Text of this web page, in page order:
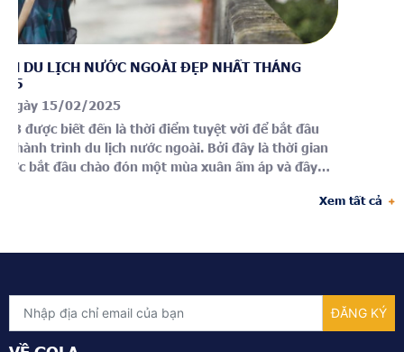
NGOÀI ĐẸP NHẤT THÁNG
thời điểm tuyệt vời để bắt đầu
nước ngoài. Bởi đây là thời gian
một mùa xuân ấm áp và đầy
GỢI Ý 5 ĐIỂM DU LỊCH
Nếu trong Tết chúng ta
kéo dài đến 1 tuần để tận
thì sau Tết, chúng ta chỉ
thích xê dịch thì dù là
Xem tất cả